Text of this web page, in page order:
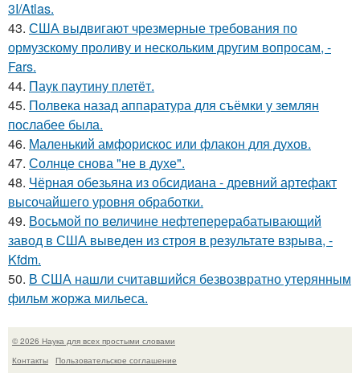
3I/Atlas.
43. США выдвигают чрезмерные требования по
ормузскому проливу и нескольким другим вопросам, -
Fars.
44. Паук паутину плетёт.
45. Полвека назад аппаратура для съёмки у землян
послабее была.
46. Маленький амфорискос или флакон для духов.
47. Солнце снова "не в духе".
48. Чёрная обезьяна из обсидиана - древний артефакт
высочайшего уровня обработки.
49. Восьмой по величине нефтеперерабатывающий
завод в США выведен из строя в результате взрыва, -
Kfdm.
50. В США нашли считавшийся безвозвратно утерянным
фильм жоржа мильеса.
© 2026 Наука для всех простыми словами
Контакты
Пользовательское соглашение